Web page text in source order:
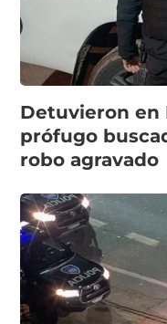
Detuvieron en
prófugo
robo agravado